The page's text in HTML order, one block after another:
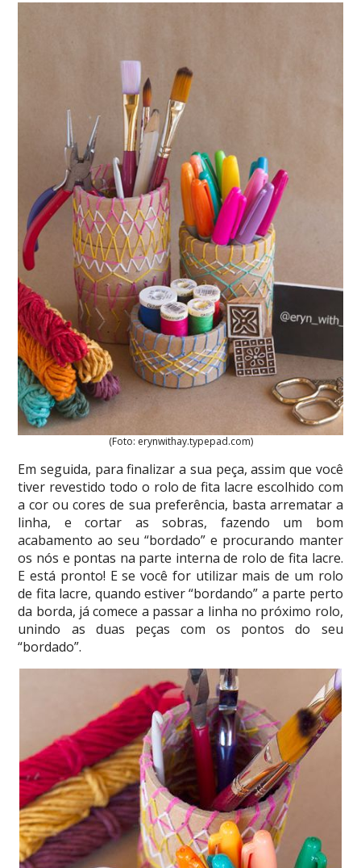
(Foto: erynwithay.typepad.com)
Em seguida, para finalizar a sua peça, assim que você
tiver revestido todo o rolo de fita lacre escolhido com
a cor ou cores de sua preferência, basta arrematar a
linha, e cortar as sobras, fazendo um bom
acabamento ao seu “bordado” e procurando manter
os nós e pontas na parte interna de rolo de fita lacre.
E está pronto! E se você for utilizar mais de um rolo
de fita lacre, quando estiver “bordando” a parte perto
da borda, já comece a passar a linha no próximo rolo,
unindo as duas peças com os pontos do seu
“bordado”.